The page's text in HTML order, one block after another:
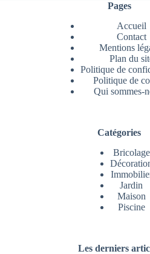
Pages
Accueil
Contact
Mentions
Plan du
Politique de
Politique de
Qui sommes-
Catégories
Bricolage
Jardin
Maison
Piscine
Les derniers